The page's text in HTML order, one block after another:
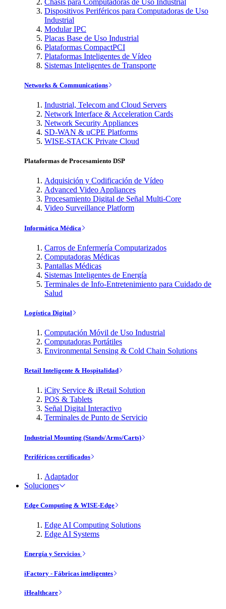
Dispositivos Periféricos para Computadoras de Uso
Industrial
Modular IPC
Placas Base de Uso Industrial
Plataformas CompactPCI
Plataformas Inteligentes de Vídeo
Sistemas Inteligentes de Transporte
Networks & Communications
Industrial, Telecom and Cloud Servers
Network Interface & Acceleration Cards
Network Security Appliances
SD-WAN & uCPE Platforms
WISE-STACK Private Cloud
Plataformas de Procesamiento DSP
Adquisición y Codificación de Vídeo
Advanced Video Appliances
Procesamiento Digital de Señal Multi-Core
Video Surveillance Platform
Informática Médica
Carros de Enfermería Computarizados
Computadoras Médicas
Pantallas Médicas
Sistemas Inteligentes de Energía
Terminales de Info-Entretenimiento para Cuidado de
Salud
Logística Digital
Computación Móvil de Uso Industrial
Computadoras Portátiles
Environmental Sensing & Cold Chain Solutions
Retail Inteligente & Hospitalidad
iCity Service & iRetail Solution
POS & Tablets
Señal Digital Interactivo
Terminales de Punto de Servicio
Industrial Mounting (Stands/Arms/Carts)
Periféricos certificados
Adaptador
Soluciones
Edge Computing & WISE-Edge
Edge AI Computing Solutions
Edge AI Systems
Energía y Servicios
iFactory - Fábricas inteligentes
iHealthcare